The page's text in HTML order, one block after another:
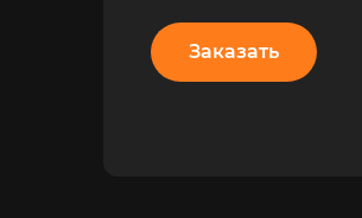
Заказать